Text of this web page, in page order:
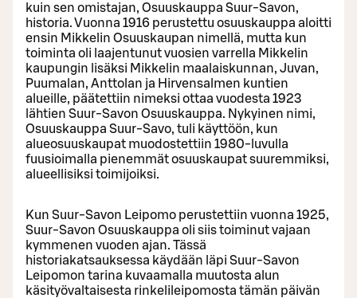
kuin sen omistajan, Osuuskauppa Suur-Savon,
historia. Vuonna 1916 perustettu osuuskauppa aloitti
ensin Mikkelin Osuuskaupan nimellä, mutta kun
toiminta oli laajentunut vuosien varrella Mikkelin
kaupungin lisäksi Mikkelin maalaiskunnan, Juvan,
Puumalan, Anttolan ja Hirvensalmen kuntien
alueille, päätettiin nimeksi ottaa vuodesta 1923
lähtien Suur-Savon Osuuskauppa. Nykyinen nimi,
Osuuskauppa Suur-Savo, tuli käyttöön, kun
alueosuuskaupat muodostettiin 1980-luvulla
fuusioimalla pienemmät osuuskaupat suuremmiksi,
alueellisiksi toimijoiksi.
Kun Suur-Savon Leipomo perustettiin vuonna 1925,
Suur-Savon Osuuskauppa oli siis toiminut vajaan
kymmenen vuoden ajan. Tässä
historiakatsauksessa käydään läpi Suur-Savon
Leipomon tarina kuvaamalla muutosta alun
käsityövaltaisesta rinkelileipomosta tämän päivän